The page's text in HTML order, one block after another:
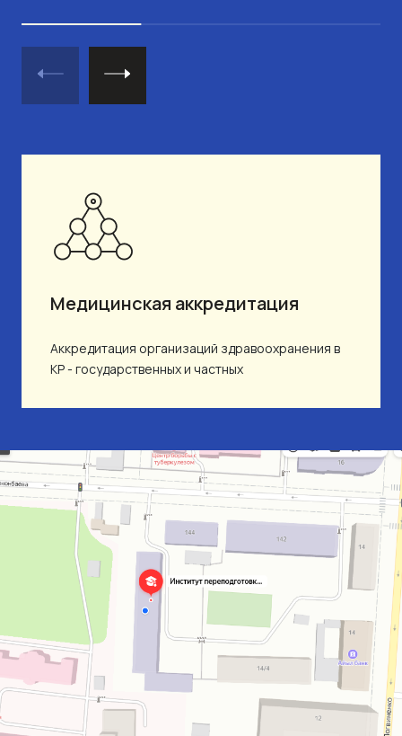
Медицинская аккредитация
Аккредитация организаций здравоохранения в
КР - государственных и частных